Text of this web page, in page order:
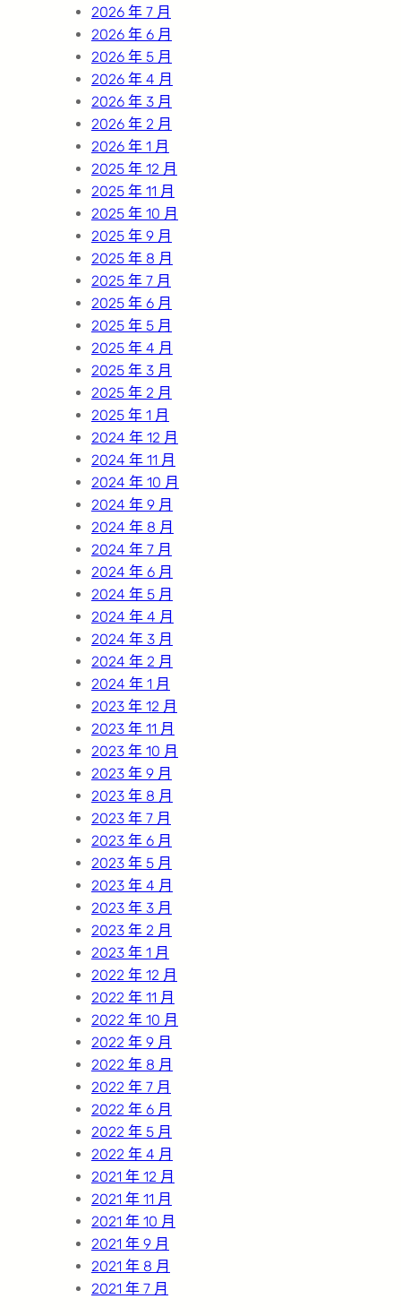
2026 年 7 月
2026 年 6 月
2026 年 5 月
2026 年 4 月
2026 年 3 月
2026 年 2 月
2026 年 1 月
2025 年 12 月
2025 年 11 月
2025 年 10 月
2025 年 9 月
2025 年 8 月
2025 年 7 月
2025 年 6 月
2025 年 5 月
2025 年 4 月
2025 年 3 月
2025 年 2 月
2025 年 1 月
2024 年 12 月
2024 年 11 月
2024 年 10 月
2024 年 9 月
2024 年 8 月
2024 年 7 月
2024 年 6 月
2024 年 5 月
2024 年 4 月
2024 年 3 月
2024 年 2 月
2024 年 1 月
2023 年 12 月
2023 年 11 月
2023 年 10 月
2023 年 9 月
2023 年 8 月
2023 年 7 月
2023 年 6 月
2023 年 5 月
2023 年 4 月
2023 年 3 月
2023 年 2 月
2023 年 1 月
2022 年 12 月
2022 年 11 月
2022 年 10 月
2022 年 9 月
2022 年 8 月
2022 年 7 月
2022 年 6 月
2022 年 5 月
2022 年 4 月
2021 年 12 月
2021 年 11 月
2021 年 10 月
2021 年 9 月
2021 年 8 月
2021 年 7 月